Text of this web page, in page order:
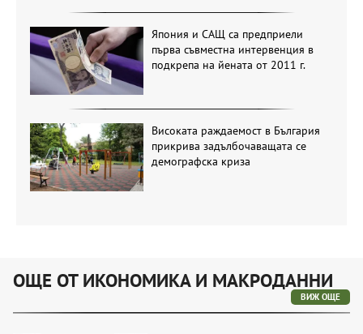
Япония и САЩ са предприели
първа съвместна интервенция в
подкрепа на йената от 2011 г.
Високата раждаемост в България
прикрива задълбочаващата се
демографска криза
ОЩЕ ОТ ИКОНОМИКА И МАКРОДАННИ
ВИЖ ОЩЕ